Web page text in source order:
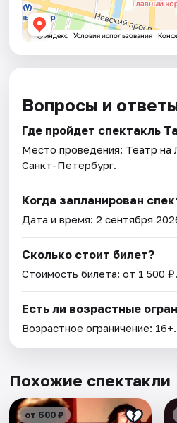
Вопросы и
Где пройдет спектакль
Место проведения: Театр на
Санкт-Петербург.
Когда запланирован
Дата и время:2 сентября
Сколько стоит билет?
Стоимость билета: от 1 500 ₽.
Есть ли возрастные
Возрастное ограничение: 16+.
Похожие спектакли
от 600 ₽